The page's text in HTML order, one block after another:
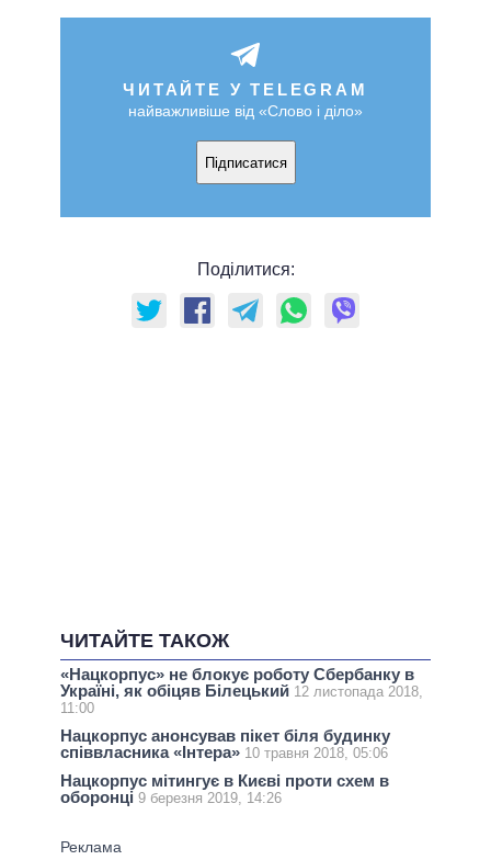
ЧИТАЙТЕ У TELEGRAM
найважливіше від «Слово і діло»
Підписатися
Поділитися:
ЧИТАЙТЕ ТАКОЖ
«Нацкорпус» не блокує роботу Сбербанку в
Україні, як обіцяв Білецький 12 листопада 2018,
11:00
Нацкорпус анонсував пікет біля будинку
співвласника «Інтера» 10 травня 2018, 05:06
Нацкорпус мітингує в Києві проти схем в
оборонці 9 березня 2019, 14:26